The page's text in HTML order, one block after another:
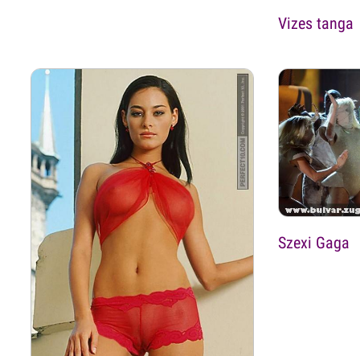
Vizes tanga
Szexi Gaga